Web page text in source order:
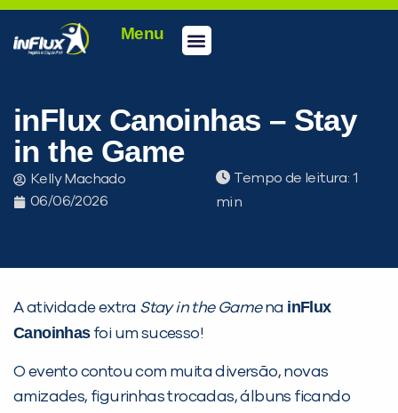
Menu
inFlux Canoinhas – Stay
in the Game
Kelly Machado
06/06/2026
Tempo de leitura:
A atividade extra Stay in the Gamena inFlux
Canoinhasfoi um sucesso!
O evento contou com muita diversão, novas
amizades, figurinhas trocadas, álbuns ficando